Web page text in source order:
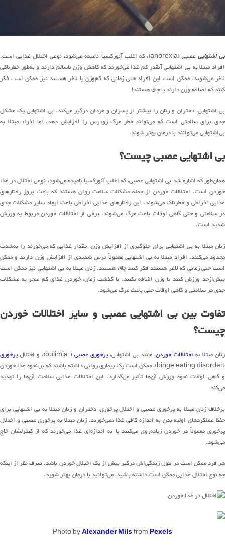
بی اشتهایی
عصبی (anorexia)، که اغلب آنورکسیا نامیده می‌شود، نوعی اختلال غذایی است.
افراد مبتلا به بی اشتهایی آنقدر کم غذا می‌خورند که کاهش وزن ناسالم دارند و به‌طور خطرناکی
لاغر می‌شوند. ممکن است این افراد حتی زمانی که کم‌وزن یا لاغر هستند نیز ممکن است فکر
کنند که اضافه وزن دارند یا چاق هستند!
بی اشتهایی، دختران و زنان را بیشتر از پسران و مردان درگیر می‌کند. بی اشتهایی یک مشکل
جدی برای سلامتی است که می‌تواند خطر مرگ زودرس را افزایش دهد. اما افراد مبتلا به
بی‌اشتهایی می‌توانند با درمان بهتر شوند.
بی اشتهایی عصبی چیست؟
همان‌طور که اشاره شد بی اشتهایی عصبی، که اغلب آنورکسیا نامیده می‌شود، نوعی اختلال در غذا
خوردن است. اختلالات خوردن از جمله مشکلات سلامت روان هستند که باعث بروز رفتارهای
غذایی افراطی و خطرناک می‌شوند. این رفتارهای غذایی افراطی باعث ایجاد سایر مشکلات جدی
در سلامتی و حتی گاهی اوقات باعث مرگ می‌شوند. برخی از اختلالات خوردن مربوط به ورزش
شدید است.
زنان مبتلا به بی اشتهایی برای جلوگیری از افزایش وزن، مقدار غذایی که می‌خورند را به‌شدت
محدود می‌کنند. افراد مبتلا به بی اشتهایی معمولاً ترس شدیدی از افزایش وزن دارند و ممکن
است حتی زمانی که لاغر هستند فکر کنند چاق هستند. زنان مبتلا به بی اشتهایی نیز ممکن است
بیش‌ازحد ورزش کنند تا وزن اضافه نکنند. با گذشت زمان، خوردن غذای کم منجر به مشکلات
جدی در سلامتی و گاهی اوقات حتی باعث مرگ می‌شود.
تفاوت بین بی اشتهایی عصبی و سایر اختلالات خوردن
چیست؟
زنان مبتلا به اختلالات خوردن، مانند بی اشتهایی،پرخوری عصبی( bulimia)، و اختلال
پرخوری
(binge eating disorder)، ممکن است یک بیماری روانی داشته باشند که بر نحوه غذا خوردن
و گاهی اوقات نحوه ورزش آن‌ها تأثیر می‌گذارد. این اختلالات غذایی سلامت آن‌ها را تهدید
می‌کند.
برخلاف زنان مبتلا به پرخوری عصبی و اختلال پرخوری، دختران و زنان مبتلا به بی اشتهایی برای
حفظ عملکردهای اولیه بدن به اندازه کافی غذا نمی‌خورند. زنان مبتلا به پرخوری عصبی و اختلال
پرخوری معمولاً در خوردن زیاده‌روی می‌کنند یا به اندازه‌ای غذا می‌خورند که از کنترلشان خاج
می‌شود.
هر فرد ممکن است در طول زندگی‌اش درگیر بیش از یک اختلال خوردن باشد. صرف نظر از اینکه
چه نوع اختلال غذایی ممکن است داشته باشید، می‌توانید با درمان بهتر شوید.
Photo byAlexander Milsfrom Pexels